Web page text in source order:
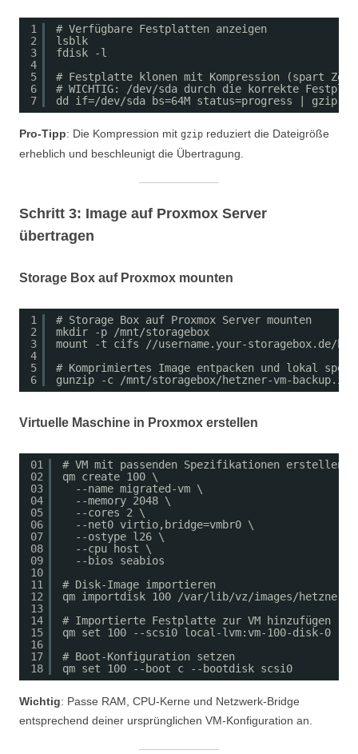
1
2
3
4
5
6
7
# Verfügbare Festplatten anzeigen
lsblk
fdisk -l
# Festplatte klonen mit Kompression (spart Zeit
# WICHTIG: /dev/sda durch die korrekte
dd if=/dev/sda bs=64M status=progress | gzip >
Pro-Tipp: Die Kompression mit gzip reduziert die Dateigröße
erheblich und beschleunigt die Übertragung.
Schritt 3: Image auf Proxmox Server
übertragen
Storage Box auf Proxmox mounten
1
2
3
4
5
6
# Storage Box auf Proxmox Server mounten
mkdir -p /mnt/storagebox
mount -t cifs //username.your-storagebox.de/
# Komprimiertes Image entpacken und lokal
gunzip -c /mnt/storagebox/hetzner-vm-
Virtuelle Maschine in Proxmox erstellen
01
02
03
04
05
06
07
08
09
10
11
12
13
14
15
16
17
18
# VM mit passenden Spezifikationen erstellen
qm create 100 \
--name migrated-vm \
--memory 2048 \
--cores 2 \
--net0 virtio,bridge=vmbr0 \
--ostype l26 \
--cpu host \
--bios seabios
# Disk-Image importieren
qm importdisk 100 /var/lib/vz/images/hetzner-
# Importierte Festplatte zur VM hinzufügen
qm set 100 --scsi0 local-lvm:vm-100-disk-0
# Boot-Konfiguration setzen
qm set 100 --boot c --bootdisk scsi0
Wichtig: Passe RAM, CPU-Kerne und Netzwerk-Bridge
entsprechend deiner ursprünglichen VM-Konfiguration an.